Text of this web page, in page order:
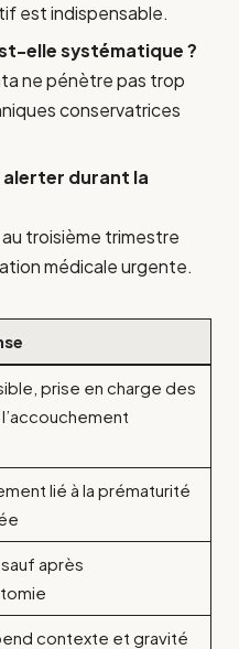
est indispensable.
elle systématique ?
ne pénètre pas trop
conservatrices
durant la
troisième trimestre
médicale urgente.
prise en charge des
lié à la prématurité
après
contexte et gravité